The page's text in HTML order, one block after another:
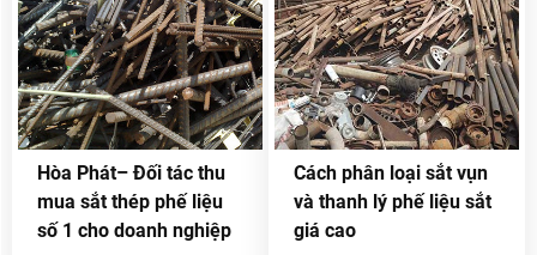
thế nào thì hãy liên lạc ngay
với chúng tôi nhé. Thu mua
phế liệu Hòa Phát chuyên
thu mua nhựa phế liệu giá
cao trên toàn quốc, đội xe
chuyển nhanh gọn nhất,
thanh toán một lần và có
phần trăm hoa hồng cho
Hòa Phát– Đối tác thu
mua sắt thép phế liệu
số 1 cho doanh nghiệp
Cách phân loại sắt vụn
và thanh lý phế liệu sắt
giá cao